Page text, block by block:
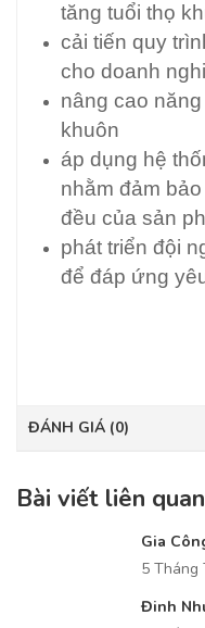
tăng tuổi thọ
cải tiến quy
cho doanh
nâng cao
khuôn
áp dụng hệ
nhằm đảm
đều của sản
phát triển đội
để đáp ứng
ĐÁNH GIÁ (0)
Bài viết liên quan
Gia
5 Tháng
Đinh